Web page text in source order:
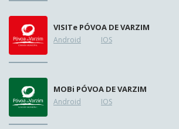
VISITe PÓVOA DE VARZIM
Android IOS
MOBi PÓVOA DE VARZIM
Android IOS